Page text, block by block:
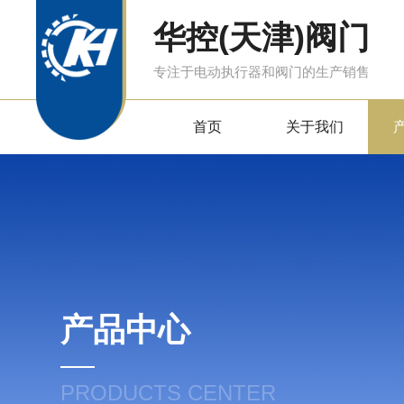
华控(天津)阀门
专注于电动执行器和阀门的生产销售
首页 关于我们
产品中心
PRODUCTS CENTER